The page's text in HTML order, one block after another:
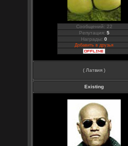
Сообщений: 22
Репутация: 5
Награды:0
Добавить в друзья
( Латвия )
Existing